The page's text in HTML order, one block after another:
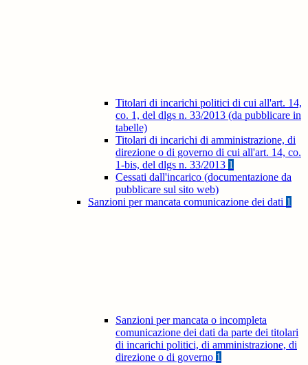
Titolari di incarichi politici di cui all'art. 14,
co. 1, del dlgs n. 33/2013 (da pubblicare in
tabelle)
Titolari di incarichi di amministrazione, di
direzione o di governo di cui all'art. 14, co.
1-bis, del dlgs n. 33/2013 1
Cessati dall'incarico (documentazione da
pubblicare sul sito web)
Sanzioni per mancata comunicazione dei dati 1
Sanzioni per mancata o incompleta
comunicazione dei dati da parte dei titolari
di incarichi politici, di amministrazione, di
direzione o di governo 1